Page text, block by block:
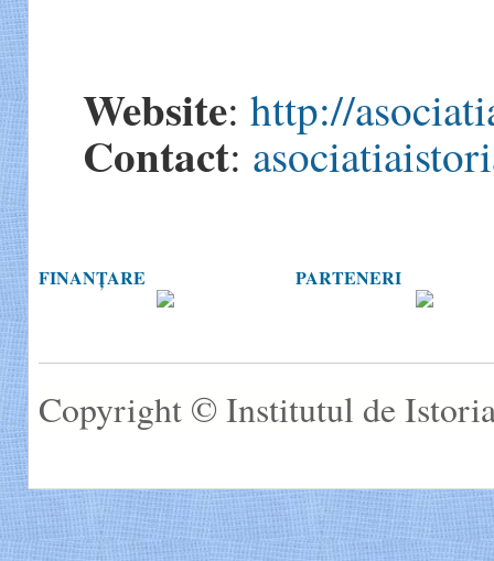
Website: http://
Contact:
FINANȚARE PARTENERI
Copyright © Institutul de